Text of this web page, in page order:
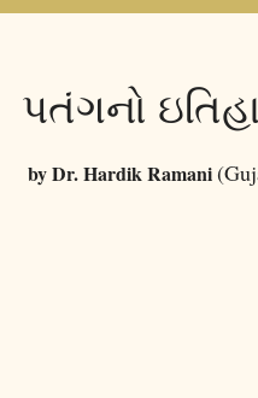
પતંગનો
by Dr. Hardik Ramani